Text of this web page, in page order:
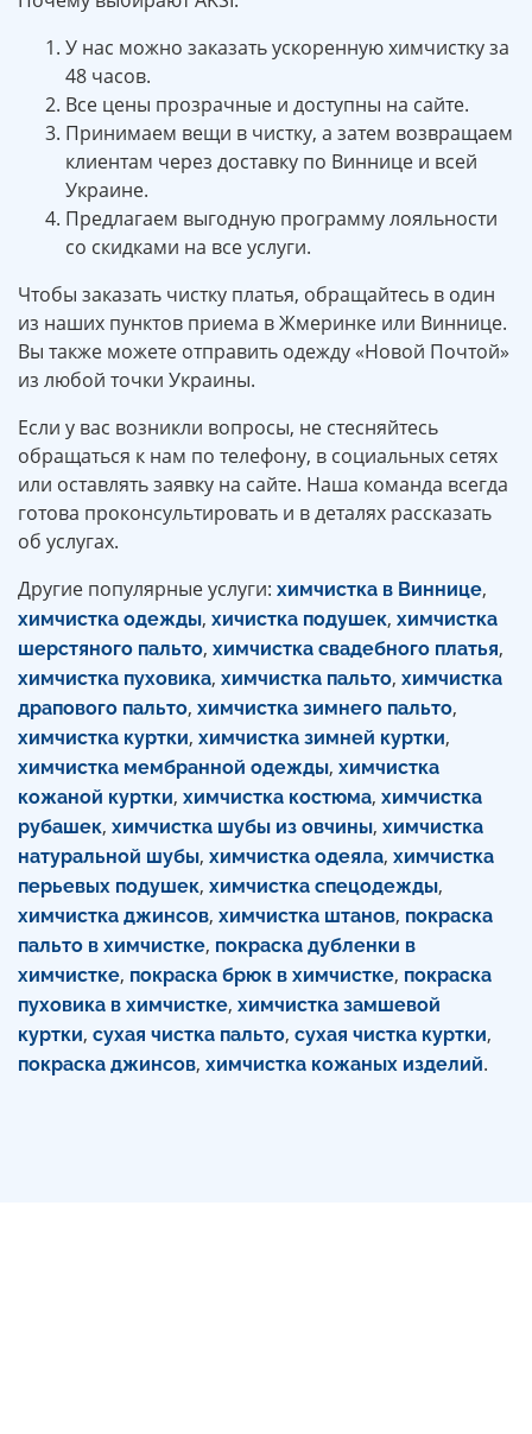
У нас можно заказать ускоренную химчистку за
48 часов.
Все цены прозрачные и доступны на сайте.
Принимаем вещи в чистку, а затем возвращаем
клиентам через доставку по Виннице и всей
Украине.
Предлагаем выгодную программу лояльности
со скидками на все услуги.
Чтобы заказать чистку платья, обращайтесь в один
из наших пунктов приема в Жмеринке или Виннице.
Вы также можете отправить одежду «Новой Почтой»
из любой точки Украины.
Если у вас возникли вопросы, не стесняйтесь
обращаться к нам по телефону, в социальных сетях
или оставлять заявку на сайте. Наша команда всегда
готова проконсультировать и в деталях рассказать
об услугах.
Другие популярные услуги: химчистка в Виннице,
химчистка одежды, хичистка подушек, химчистка
шерстяного пальто, химчистка свадебного платья,
химчистка пуховика, химчистка пальто, химчистка
драпового пальто, химчистка зимнего пальто,
химчистка куртки, химчистка зимней куртки,
химчистка мембранной одежды, химчистка
кожаной куртки, химчистка костюма, химчистка
рубашек, химчистка шубы из овчины, химчистка
натуральной шубы, химчистка одеяла, химчистка
перьевых подушек, химчистка спецодежды,
химчистка джинсов, химчистка штанов, покраска
пальто в химчистке, покраска дубленки в
химчистке, покраска брюк в химчистке, покраска
пуховика в химчистке, химчистка замшевой
куртки, сухая чистка пальто, сухая чистка куртки,
покраска джинсов, химчистка кожаных изделий.